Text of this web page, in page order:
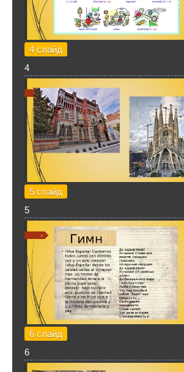
4 слайд
4
5 слайд
5
6 слайд
6